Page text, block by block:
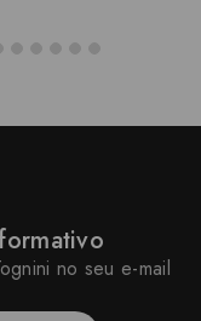
no seu e-mail